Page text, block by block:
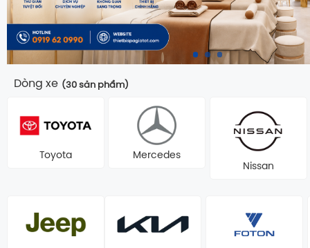
Dòng xe (30 sản phẩm)
Toyota
Mercedes
Nissan